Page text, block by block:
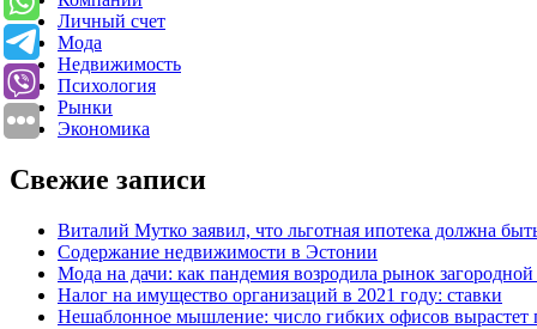
Личный счет
Мода
Недвижимость
Психология
Рынки
Экономика
Свежие записи
Виталий Мутко заявил, что льготная ипотека должна
Содержание недвижимости в Эстонии
Мода на дачи: как пандемия возродила рынок
Налог на имущество организаций в 2021 году: ставки
Нешаблонное мышление: число гибких офисов вырастет